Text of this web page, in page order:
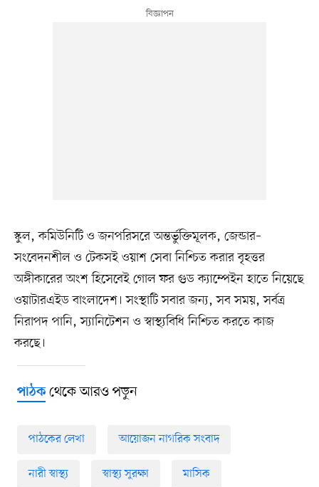
স্কুল, কমিউনিটি ও জনপরিসরে অন্তর্ভুক্তিমূলক, জেন্ডার–
সংবেদনশীল ও টেকসই ওয়াশ সেবা নিশ্চিত করার বৃহত্তর
অঙ্গীকারের অংশ হিসেবেই গোল ফর গুড ক্যাম্পেইন হাতে নিয়েছে
ওয়াটারএইড বাংলাদেশ। সংস্থাটি সবার জন্য, সব সময়, সর্বত্র
নিরাপদ পানি, স্যানিটেশন ও স্বাস্থ্যবিধি নিশ্চিত করতে কাজ
করছে।
পাঠকথেকে আরও পড়ুন
পাঠকের লেখা আয়োজন নাগরিক সংবাদ
নারী স্বাস্থ্য স্বাস্থ্য সুরক্ষা মাসিক